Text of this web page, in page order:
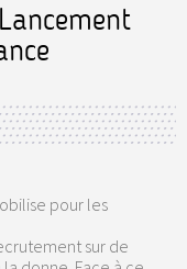
pour les
sur de